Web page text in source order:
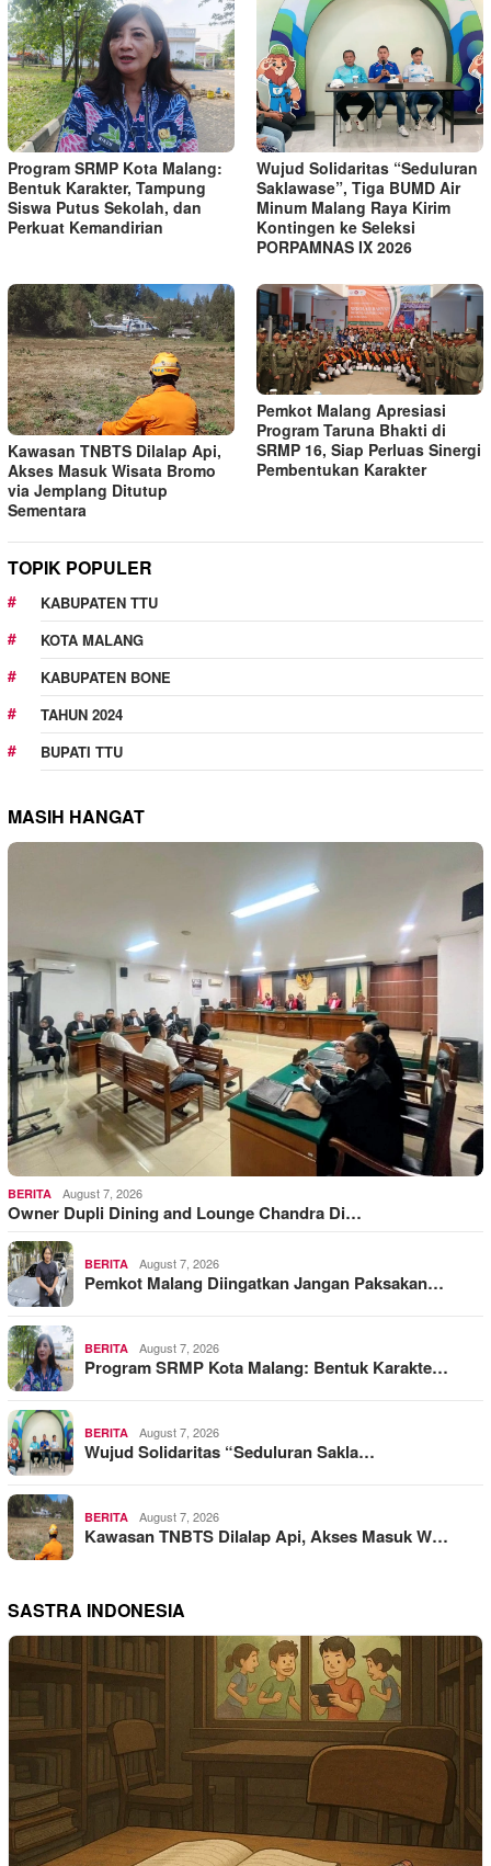
Program SRMP Kota Malang:
Bentuk Karakter, Tampung
Siswa Putus Sekolah, dan
Perkuat Kemandirian
Wujud Solidaritas “Seduluran
Saklawase”, Tiga BUMD Air
Minum Malang Raya Kirim
Kontingen ke Seleksi
PORPAMNAS IX 2026
Kawasan TNBTS Dilalap Api,
Akses Masuk Wisata Bromo
via Jemplang Ditutup
Sementara
Pemkot Malang Apresiasi
Program Taruna Bhakti di
SRMP 16, Siap Perluas Sinergi
Pembentukan Karakter
TOPIK POPULER
KABUPATEN TTU
KOTA MALANG
KABUPATEN BONE
TAHUN 2024
BUPATI TTU
MASIH HANGAT
BERITA August 7, 2026
Owner Dupli Dining and Lounge Chandra Di…
BERITA August 7, 2026
Pemkot Malang Diingatkan Jangan Paksakan…
BERITA August 7, 2026
Program SRMP Kota Malang: Bentuk Karakte…
BERITA August 7, 2026
Wujud Solidaritas “Seduluran Sakla…
BERITA August 7, 2026
Kawasan TNBTS Dilalap Api, Akses Masuk W…
SASTRA INDONESIA